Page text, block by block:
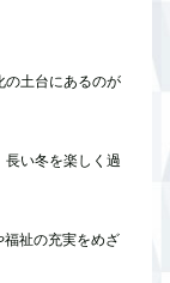
の土台にあるのが
い冬を楽しく過
祉の充実をめざ